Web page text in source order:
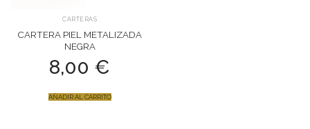
CARTERAS
CARTERA PIEL METALIZADA
NEGRA
8,00 €
AÑADIR AL CARRITO